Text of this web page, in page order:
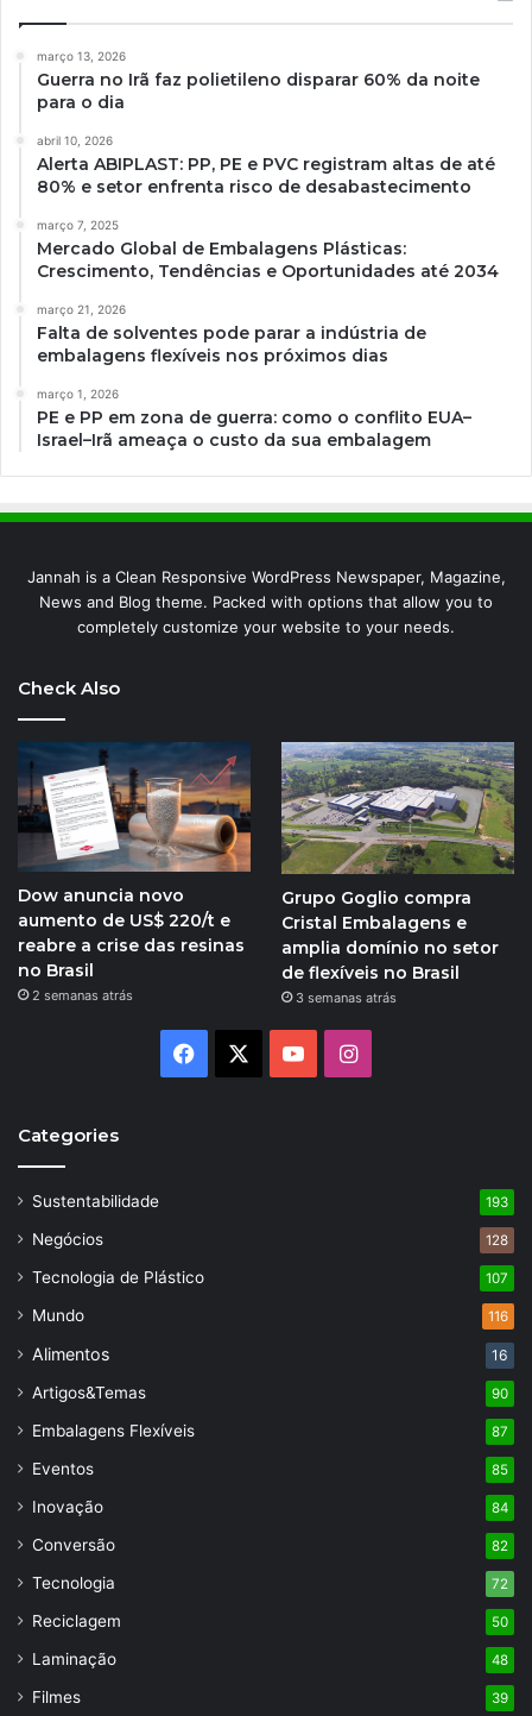
março 13, 2026
Guerra no Irã faz polietileno disparar 60% da noite
para o dia
abril 10, 2026
Alerta ABIPLAST: PP, PE e PVC registram altas de até
80% e setor enfrenta risco de desabastecimento
março 7, 2025
Mercado Global de Embalagens Plásticas:
Crescimento, Tendências e Oportunidades até 2034
março 21, 2026
Falta de solventes pode parar a indústria de
embalagens flexíveis nos próximos dias
março 1, 2026
PE e PP em zona de guerra: como o conflito EUA–
Israel–Irã ameaça o custo da sua embalagem
Jannah is a Clean Responsive WordPress Newspaper, Magazine,
News and Blog theme. Packed with options that allow you to
completely customize your website to your needs.
Check Also
Dow anuncia novo
aumento de US$ 220/t e
reabre a crise das resinas
no Brasil
2 semanas atrás
Grupo Goglio compra
Cristal Embalagens e
amplia domínio no setor
de flexíveis no Brasil
3 semanas atrás
Facebook YouTubeInstagram
Categories
Sustentabilidade 193
Negócios 128
Tecnologia de Plástico 107
Mundo 116
Alimentos 16
Artigos&Temas 90
Embalagens Flexíveis 87
Eventos 85
Inovação 84
Conversão 82
Tecnologia 72
Reciclagem 50
Laminação 48
Filmes 39